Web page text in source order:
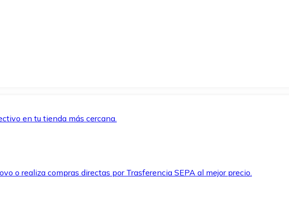
en tu tienda más cercana.
o realiza compras directas por Trasferencia SEPA al mejor precio.